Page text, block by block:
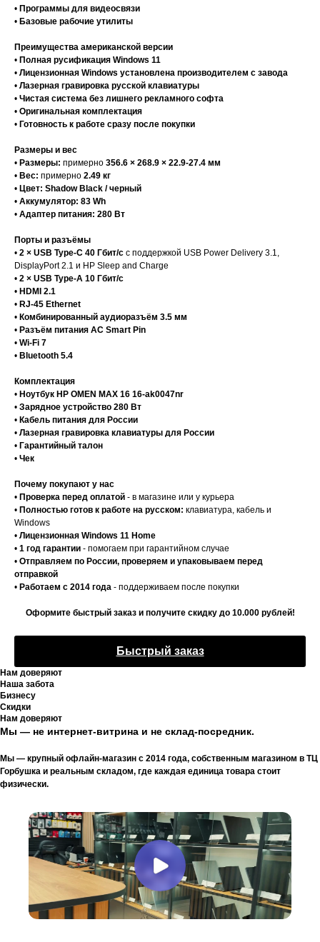
• Программы для видеосвязи
• Базовые рабочие утилиты
Преимущества американской версии
• Полная русификация Windows 11
• Лицензионная Windows установлена производителем с завода
• Лазерная гравировка русской клавиатуры
• Чистая система без лишнего рекламного софта
• Оригинальная комплектация
• Готовность к работе сразу после покупки
Размеры и вес
• Размеры: примерно 356.6 × 268.9 × 22.9-27.4 мм
• Вес: примерно 2.49 кг
• Цвет: Shadow Black / черный
• Аккумулятор: 83 Wh
• Адаптер питания: 280 Вт
Порты и разъёмы
• 2 × USB Type-C 40 Гбит/с с поддержкой USB Power Delivery 3.1,
DisplayPort 2.1 и HP Sleep and Charge
• 2 × USB Type-A 10 Гбит/с
• HDMI 2.1
• RJ-45 Ethernet
• Комбинированный аудиоразъём 3.5 мм
• Разъём питания AC Smart Pin
• Wi-Fi 7
• Bluetooth 5.4
Комплектация
• Ноутбук HP OMEN MAX 16 16-ak0047nr
• Зарядное устройство 280 Вт
• Кабель питания для России
• Лазерная гравировка клавиатуры для России
• Гарантийный талон
• Чек
Почему покупают у нас
• Проверка перед оплатой - в магазине или у курьера
• Полностью готов к работе на русском: клавиатура, кабель и
Windows
• Лицензионная Windows 11 Home
• 1 год гарантии - помогаем при гарантийном случае
• Отправляем по России, проверяем и упаковываем перед
отправкой
• Работаем с 2014 года - поддерживаем после покупки
Оформите быстрый заказ и получите скидку до 10.000 рублей!
Быстрый заказ
Нам доверяют
Наша забота
Бизнесу
Скидки
Нам доверяют
Мы — не интернет-витрина и не склад-посредник.
Мы — крупный офлайн-магазин с 2014 года, собственным магазином в ТЦ
Горбушка и реальным складом, где каждая единица товара стоит
физически.